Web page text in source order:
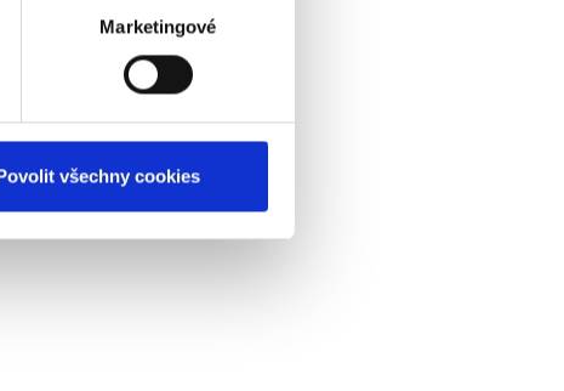
Marketingové
všechny cookies